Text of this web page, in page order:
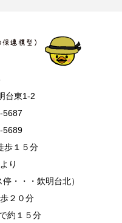
台東1-2
5687
5689
歩１５分
り
・・・欽明台北）
２０分
約１５分